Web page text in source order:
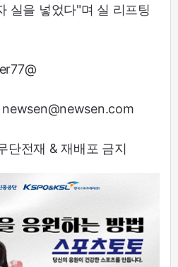
실을 넣었다"며 실 리프팅
newsen@newsen.com
전재 & 재배포 금지